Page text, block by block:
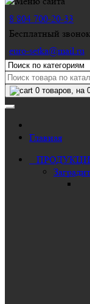
8 804 700-20-33
Бесплатный
euro-setka@mail.ru
0 товаров, на
Главная